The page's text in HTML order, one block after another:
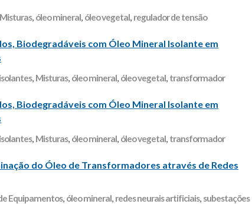
Misturas, óleo mineral, óleo vegetal, regulador de tensão
Biodegradáveis com Óleo Mineral Isolante em
, Misturas, óleo mineral, óleo vegetal, transformador
Biodegradáveis com Óleo Mineral Isolante em
, Misturas, óleo mineral, óleo vegetal, transformador
do Óleo de Transformadores através de Redes
Equipamentos, óleo mineral, redes neurais artificiais, subestações